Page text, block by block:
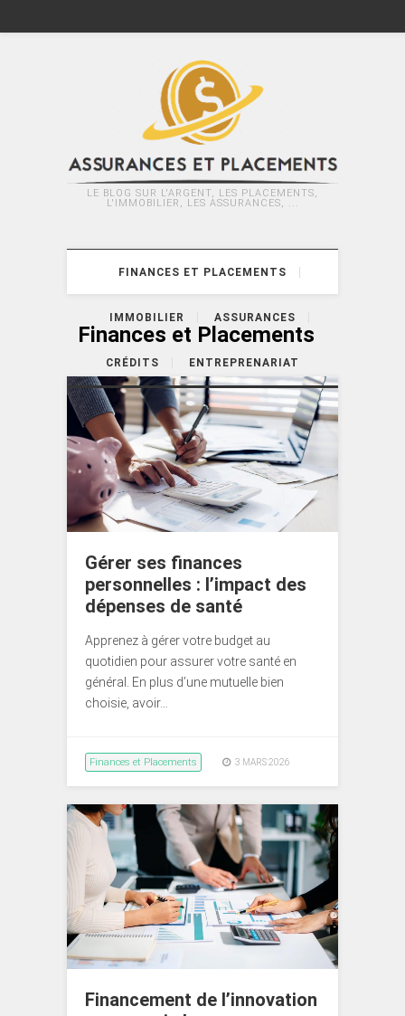
LE BLOG SUR L'ARGENT, LES PLACEMENTS,
L'IMMOBILIER, LES ASSURANCES, ...
FINANCES ET PLACEMENTS
IMMOBILIER ASSURANCES
CRÉDITS ENTREPRENARIAT
Finances et Placements
Gérer ses finances
personnelles : l’impact des
dépenses de santé
Apprenez à gérer votre budget au
quotidien pour assurer votre santé en
général. En plus d’une mutuelle bien
choisie, avoir…
Finances et Placements 3 MARS 2026
Financement de l’innovation